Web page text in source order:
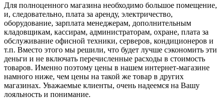
Для полноценного магазина необходимо большое помещение,
и, следовательно, плата за аренду, электричество,
оборудование, зарплата менеджерам, дополнительным
кладовщикам, кассирам, администраторам, охране, плата за
обслуживание офисной техники, серверов, кондиционеров и
т.п. Вместо этого мы решили, что будет лучше сэкономить эти
деньги и не включать перечисленные расходы в стоимость
товаров. Именно поэтому цены в нашем интернет-магазине
намного ниже, чем цены на такой же товар в других
магазинах. Уважаемые клиенты, очень надеемся на Вашу
лояльность и понимание.